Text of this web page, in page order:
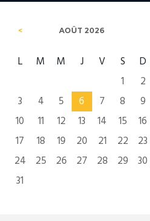
AOÛT 2026
L M M J V S
D
1
2
3
4 5 6 7 8
9
10
11 12 13 14 15
16
17
18 19 20 21 22
23
24
25 26 27 28 29
30
31